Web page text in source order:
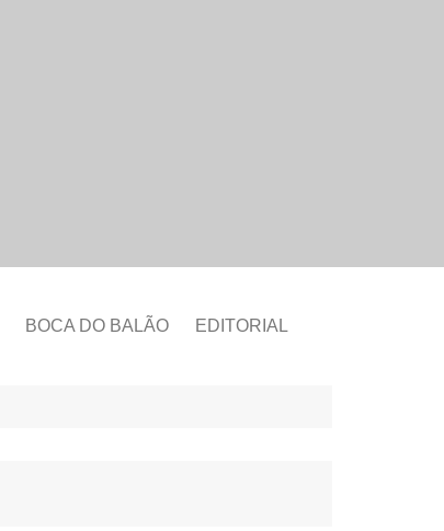
BOCA DO BALÃO EDITORIAL